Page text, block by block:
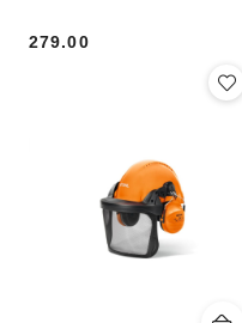
Cena:
279.00